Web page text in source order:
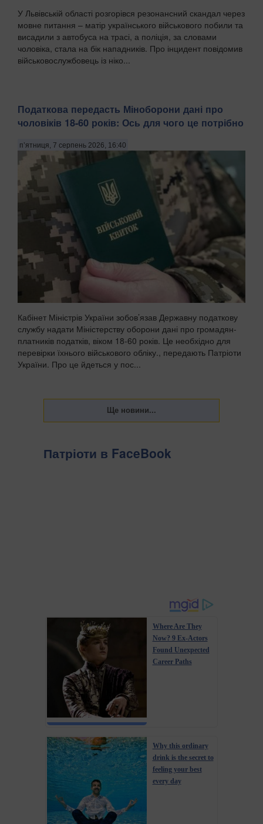
У Львівській області розгорівся резонансний скандал через
мовне питання – матір українського військового побили та
висадили з автобуса на трасі, а поліція, за словами
чоловіка, стала на бік нападників. Про інцидент повідомив
військовослужбовець із ніко...
Податкова передасть Міноборони дані про
чоловіків 18-60 років: Ось для чого це потрібно
п’ятниця, 7 серпень 2026, 16:40
Кабінет Міністрів України зобов’язав Державну податкову
службу надати Міністерству оборони дані про громадян-
платників податків, віком 18-60 років. Це необхідно для
перевірки їхнього військового обліку., передають Патріоти
України. Про це йдеться у пос...
Патріоти в FaceBook
Where Are They
Now? 9 Ex-Actors
Found Unexpected
Career Paths
Why this ordinary
drink is the secret to
feeling your best
every day